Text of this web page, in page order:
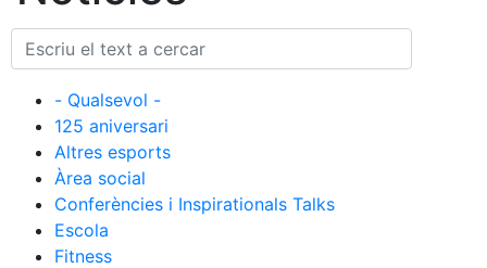
Inscripcions El Godó del Soci/a
- Qualsevol -
125 aniversari
Altres esports
Àrea social
Conferències i Inspirationals Talks
Escola
Fitness